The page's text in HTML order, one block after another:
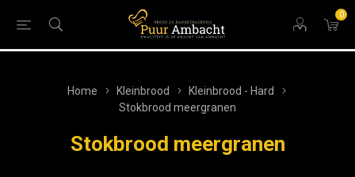
0
Home Kleinbrood
Kleinbrood - Hard
Stokbrood meergranen
Stokbrood meergranen